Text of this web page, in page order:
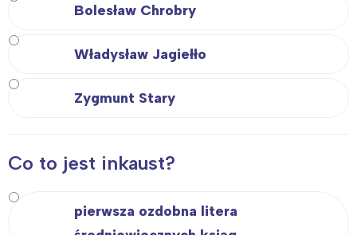
Bolesław Chrobry
Władysław Jagiełło
Zygmunt Stary
Co to jest inkaust?
pierwsza ozdobna litera